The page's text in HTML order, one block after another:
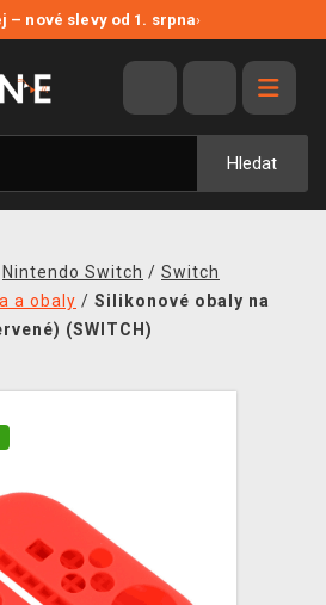
– nové slevy od 1. srpna›
Hledat
Nintendo Switch / Switch
a obaly / Silikonové obaly na
(SWITCH)